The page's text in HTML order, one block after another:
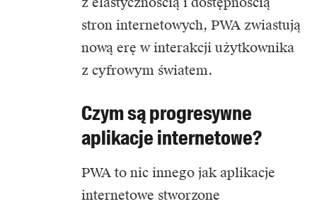
stron internetowych, PWA zwiastują
nową erę w interakcji użytkownika
z cyfrowym światem.
Czym są progresywne
aplikacje internetowe?
PWA to nic innego jak aplikacje
internetowe stworzone